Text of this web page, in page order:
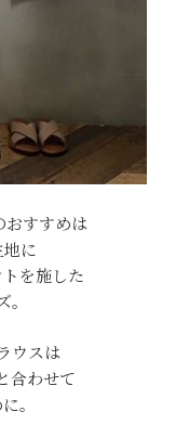
すすめは
に
を施した
ウスは
合わせて
。